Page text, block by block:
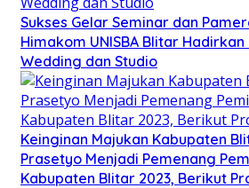
Sukses Gelar Seminar dan
Himakom UNISBA Blitar
Wedding dan Studio
Keinginan Majukan Kabupaten
Prasetyo Menjadi Pemenang
Kabupaten Blitar 2023, Berikut